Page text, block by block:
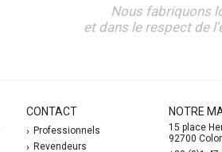
Nous fabriquons
et dans le respect de
CONTACT
Professionnels
Revendeurs
NOTRE
15 place
92700